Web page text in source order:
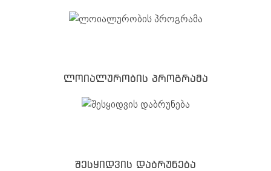
ლოიალურობის პროგრამა
შესყიდვის დაბრუნება